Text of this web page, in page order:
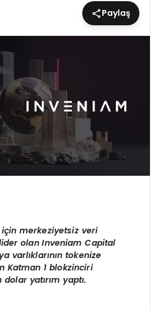
Paylaş
için merkeziyetsiz veri
olan Inveniam Capital
varlıklarının tokenize
Katman 1 blokzinciri
yatırım yaptı.